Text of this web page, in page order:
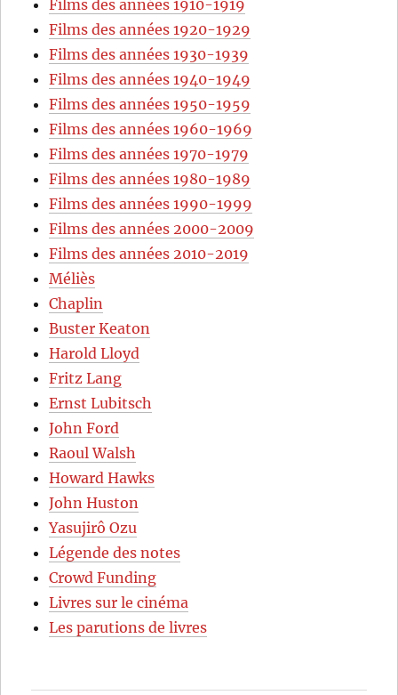
Films des années 1910-1919
Films des années 1920-1929
Films des années 1930-1939
Films des années 1940-1949
Films des années 1950-1959
Films des années 1960-1969
Films des années 1970-1979
Films des années 1980-1989
Films des années 1990-1999
Films des années 2000-2009
Films des années 2010-2019
Méliès
Chaplin
Buster Keaton
Harold Lloyd
Fritz Lang
Ernst Lubitsch
John Ford
Raoul Walsh
Howard Hawks
John Huston
Yasujirô Ozu
Légende des notes
Crowd Funding
Livres sur le cinéma
Les parutions de livres